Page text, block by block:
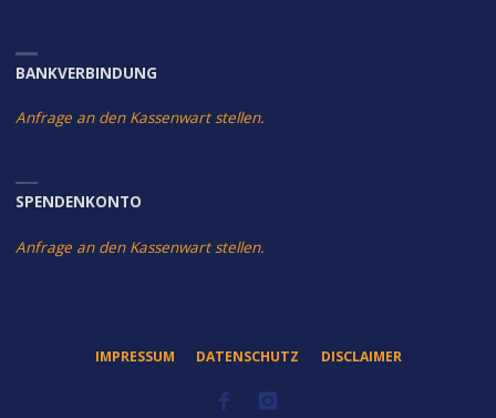
BANKVERBINDUNG
Anfrage an den Kassenwart stellen.
SPENDENKONTO
Anfrage an den Kassenwart stellen.
IMPRESSUM DATENSCHUTZ DISCLAIMER